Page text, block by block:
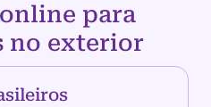
para
no exterior